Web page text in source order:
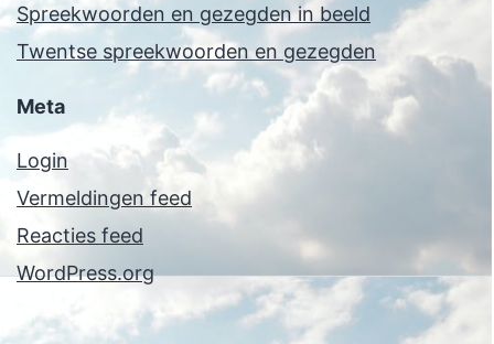
Spreekwoorden en gezegden in beeld
Twentse spreekwoorden en gezegden
Meta
Login
Vermeldingen feed
Reacties feed
WordPress.org